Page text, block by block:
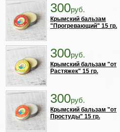
300руб.
Крымский бальзам
"Прогревающий" 15 гр.
300руб.
Крымский бальзам "от
Растяжек" 15 гр.
300руб.
Крымский бальзам "от
Простуды" 15 гр.